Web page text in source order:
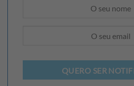
QUERO SER